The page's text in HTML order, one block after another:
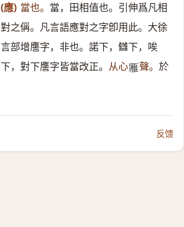
(應) 當也。 當，田相值也。引伸爲凡相
對之偁。凡言語應對之字卽用此。大徐
言部增譍字，非也。諾下，讎下，唉
下，對下譍字皆當改正。 从心𨿳 聲。 於
反馈